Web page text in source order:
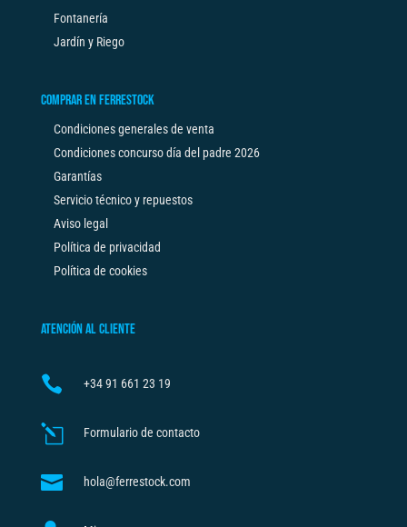
Fontanería
Jardín y Riego
COMPRAR EN FERRESTOCK
Condiciones generales de venta
Condiciones concurso día del padre 2026
Garantías
Servicio técnico y repuestos
Aviso legal
Política de privacidad
Política de cookies
ATENCIÓN AL CLIENTE
 +3491 661 23 19
l Formulario de contacto
 hola@ferrestock.com